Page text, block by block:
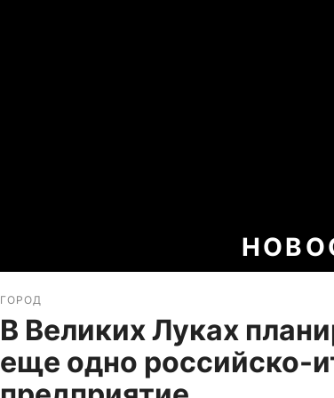
ГОРОД
В Великих Луках
еще одно российско-